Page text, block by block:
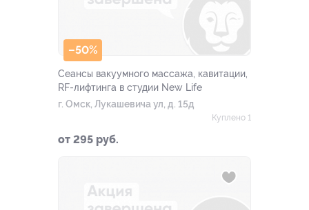
–50%
Сеансы вакуумного массажа, кавитации,
RF-лифтинга в студии New Life
г. Омск, Лукашевича ул, д. 15д
от 295 руб.
Куплено 1